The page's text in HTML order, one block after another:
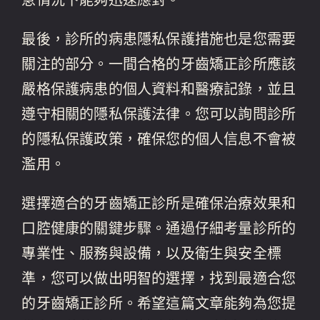
最後，診所的病患隱私保護措施也是您需要
關注的部分。一間合格的牙齒矯正診所應該
嚴格保護病患的個人資料和醫療記錄，並且
遵守相關的隱私保護法律。您可以詢問診所
的隱私保護政策，確保您的個人信息不會被
濫用。
選擇適合的牙齒矯正診所是確保治療效果和
口腔健康的關鍵步驟。通過仔細考量診所的
專業性、服務與設備，以及衛生與安全標
準，您可以做出明智的選擇，找到最適合您
的牙齒矯正診所。希望這篇文章能夠為您提